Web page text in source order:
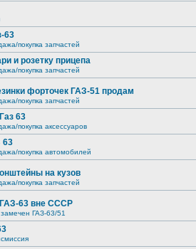
63
покупка запчастей
и розетку прицепа
покупка запчастей
форточек ГАЗ-51 продам
покупка запчастей
63
покупка аксессуаров
63
покупка автомобилей
на кузов
покупка запчастей
63 вне СССР
ГАЗ-63/51